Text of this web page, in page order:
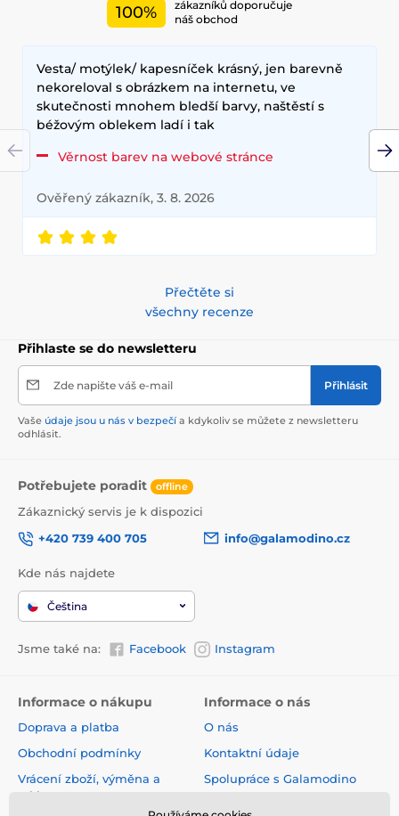
100%
zákazníků doporučuje
náš obchod
Vesta/ motýlek/ kapesníček krásný, jen barevně
nekoreloval s obrázkem na internetu, ve
skutečnosti mnohem bledší barvy, naštěstí s
béžovým oblekem ladí i tak
Věrnost barev na webové stránce
Ověřený zákazník, 3. 8. 2026
Přečtěte si
všechny recenze
Přihlaste se do newsletteru
Zde napište váš e-mail Přihlásit
Vaše údaje jsou u nás v bezpečí a kdykoliv se můžete z newsletteru
odhlásit.
Potřebujete poradit offline
Zákaznický servis je k dispozici
+420 739 400 705
info@galamodino.cz
Kde nás najdete
Čeština
Jsme také na: Facebook Instagram
Informace o nákupu
Doprava a platba
Obchodní podmínky
Vrácení zboží, výměna a
reklamace
Informace o nás
O nás
Kontaktní údaje
Spolupráce s Galamodino